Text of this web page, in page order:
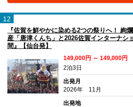
12
『佐賀を鮮やかに染める2つの祭りへ！ 絢
産「唐津くんち」と2026佐賀インターナシ
間』【仙台発】
149,000円 ～ 149,000円
2泊3日
出発月
2026年 11月
出発地